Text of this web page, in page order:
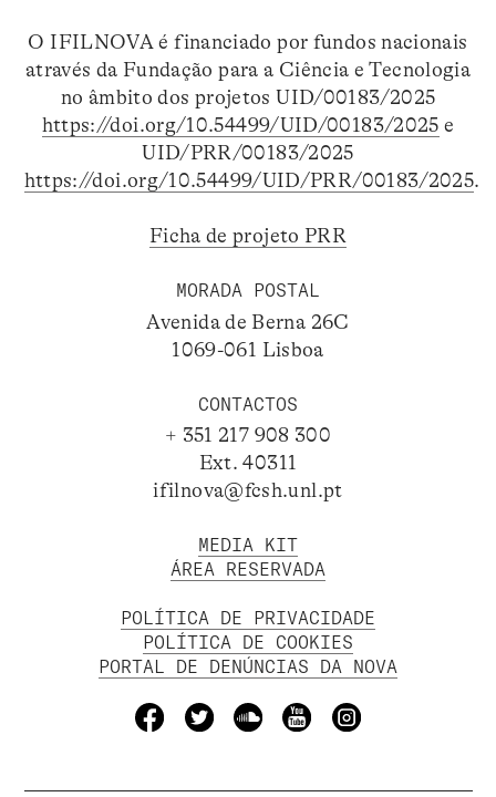
O IFILNOVA é financiado por fundos nacionais
através da Fundação para a Ciência e Tecnologia
no âmbito dos projetos UID/00183/2025
https://doi.org/10.54499/UID/00183/2025 e
UID/PRR/00183/2025
https://doi.org/10.54499/UID/PRR/00183/2025.
Ficha de projeto PRR
MORADA POSTAL
Avenida de Berna 26C
1069-061 Lisboa
CONTACTOS
+ 351 217 908 300
Ext. 40311
ifilnova@fcsh.unl.pt
MEDIA KIT
ÁREA RESERVADA
POLÍTICA DE PRIVACIDADE
POLÍTICA DE COOKIES
PORTAL DE DENÚNCIAS DA NOVA